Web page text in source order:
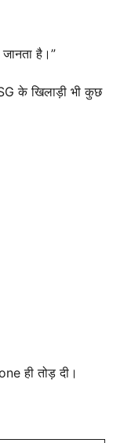
है।”
के खिलाड़ी भी कुछ
ही तोड़ दी।